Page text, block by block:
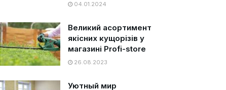
04.01.2024
Великий асортимент
якісних кущорізів у
магазині Profi-store
26.08.2023
Уютный мир